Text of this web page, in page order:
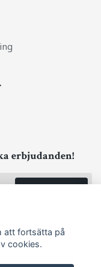
erbjudanden!
att fortsätta på
cookies.